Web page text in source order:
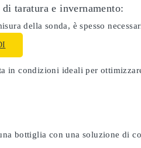
taratura e invernamento:
della sonda, è spesso
in condizioni ideali per
bottiglia con una soluzione di